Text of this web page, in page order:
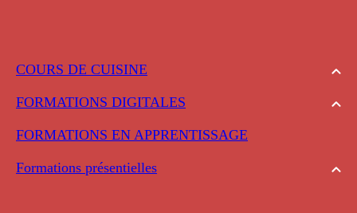
COURS DE CUISINE
FORMATIONS DIGITALES
FORMATIONS EN APPRENTISSAGE
Formations présentielles